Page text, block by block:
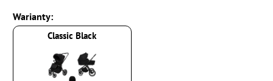
Warianty:
Classic Black